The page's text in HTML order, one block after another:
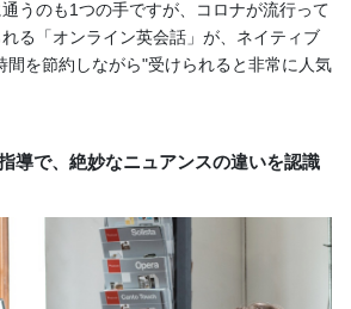
うのも1つの手ですが、コロナが流行って
る「オンライン英会話」が、ネイティブ
間を節約しながら"受けられると非常に人気
導で、絶妙なニュアンスの違いを認識